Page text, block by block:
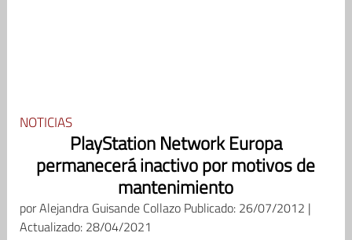
NOTICIAS
PlayStation Network Europa
permanecerá inactivo por motivos de
mantenimiento
porAlejandra Guisande Collazo Publicado: 26/07/2012 |
Actualizado: 28/04/2021